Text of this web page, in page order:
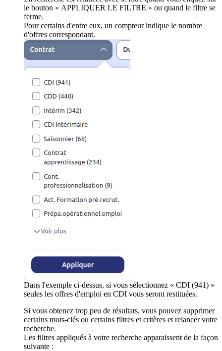
le bouton « APPLIQUER LE FILTRE » ou quand le filtre se
ferme.
Pour certains d'entre eux, un compteur indique le nombre
d'offres correspondant.
Dans l'exemple ci-dessus, si vous sélectionnez « CDI (941) »
seules les offres d'emploi en CDI vous seront restituées.
Si vous obtenez trop peu de résultats, vous pouvez supprimer
certains mots-clés ou certains filtres et critères et relancer votre
recherche.
Les filtres appliqués à votre recherche apparaissent de la façon
suivante :